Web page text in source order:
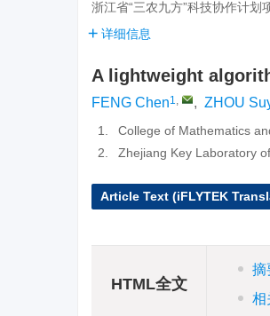
浙江省“三农九方”科技协作计划
详细信息
A lightweight
FENG Chen1, , ZHOU
1.
College of Mathematics
2.
Zhejiang Key Laboratory
Article Text (iFLYTEK
HTML全文
摘
相